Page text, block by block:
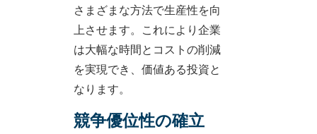
さまざまな方法で生産性を向
上させます。これにより企業
は大幅な時間とコストの削減
を実現でき、価値ある投資と
なります。
競争優位性の確立